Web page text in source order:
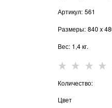
Артикул: 561
Размеры: 840 x
Вес: 1,4кг.
Количество:
Цвет